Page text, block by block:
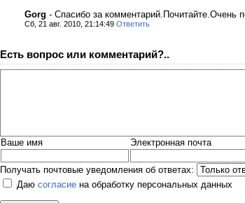
Gorg - Спасибо за комментарий.Почитайте.Очень
Сб, 21 авг. 2010, 21:14:49 Ответить
Есть вопрос или комментарий?..
Ваше имя Электронная почта
Получать почтовые уведомления об ответах:
Даю согласие на обработку персональных данных